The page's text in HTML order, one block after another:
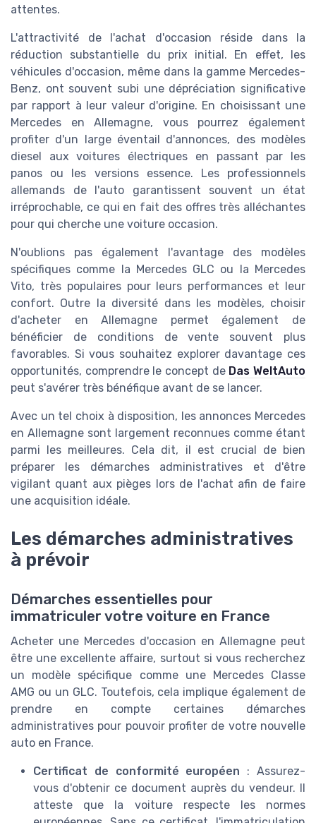
attentes.
L'attractivité de l'achat d'occasion réside dans la
réduction substantielle du prix initial. En effet, les
véhicules d'occasion, même dans la gamme Mercedes-
Benz, ont souvent subi une dépréciation significative
par rapport à leur valeur d'origine. En choisissant une
Mercedes en Allemagne, vous pourrez également
profiter d'un large éventail d'annonces, des modèles
diesel aux voitures électriques en passant par les
panos ou les versions essence. Les professionnels
allemands de l'auto garantissent souvent un état
irréprochable, ce qui en fait des offres très alléchantes
pour qui cherche une voiture occasion.
N'oublions pas également l'avantage des modèles
spécifiques comme la Mercedes GLC ou la Mercedes
Vito, très populaires pour leurs performances et leur
confort. Outre la diversité dans les modèles, choisir
d'acheter en Allemagne permet également de
bénéficier de conditions de vente souvent plus
favorables. Si vous souhaitez explorer davantage ces
opportunités, comprendre le concept de Das WeltAuto
peut s'avérer très bénéfique avant de se lancer.
Avec un tel choix à disposition, les annonces Mercedes
en Allemagne sont largement reconnues comme étant
parmi les meilleures. Cela dit, il est crucial de bien
préparer les démarches administratives et d'être
vigilant quant aux pièges lors de l'achat afin de faire
une acquisition idéale.
Les démarches administratives
à prévoir
Démarches essentielles pour
immatriculer votre voiture en France
Acheter une Mercedes d'occasion en Allemagne peut
être une excellente affaire, surtout si vous recherchez
un modèle spécifique comme une Mercedes Classe
AMG ou un GLC. Toutefois, cela implique également de
prendre en compte certaines démarches
administratives pour pouvoir profiter de votre nouvelle
auto en France.
Certificat de conformité européen : Assurez-
vous d'obtenir ce document auprès du vendeur. Il
atteste que la voiture respecte les normes